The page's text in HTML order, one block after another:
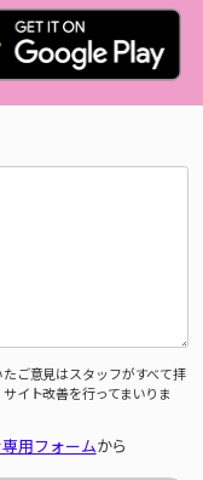
ご意見はスタッフがすべて拝
イト改善を行ってまいりま
用フォームから